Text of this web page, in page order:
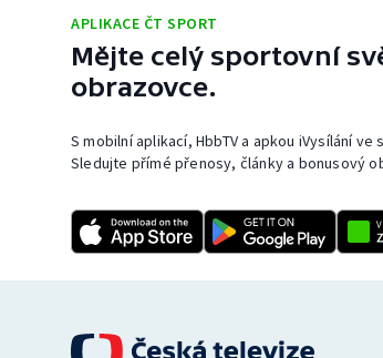
APLIKACE ČT SPORT
Mějte celý sportovní
obrazovce.
S mobilní aplikací, HbbTV a apkou iVysílání
Sledujte přímé přenosy, články a bonusový